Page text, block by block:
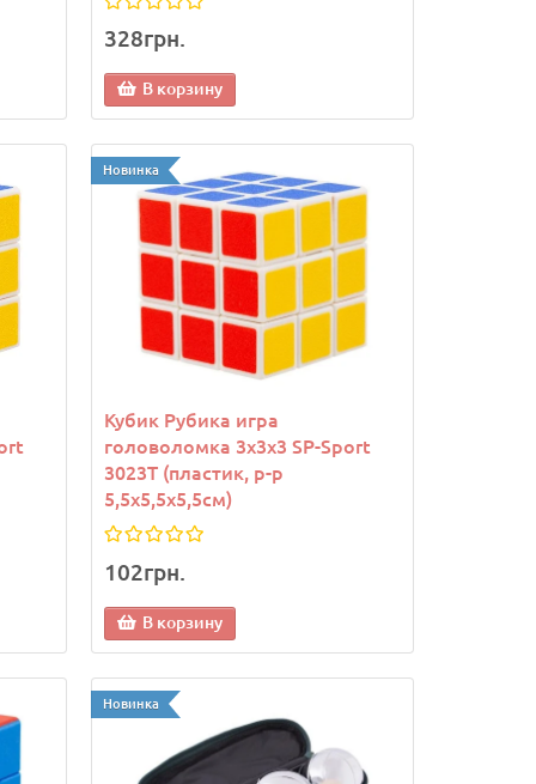
328грн.
В корзину
Новинка
Кубик Рубика игра
головоломка 3х3х3 SP-Sport
3023T (пластик, р-р
5,5x5,5x5,5см)
102грн.
В корзину
Новинка